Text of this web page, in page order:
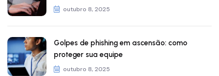
outubro 8, 2025
Golpes de phishing em ascensão: como
proteger sua equipe
outubro 8, 2025